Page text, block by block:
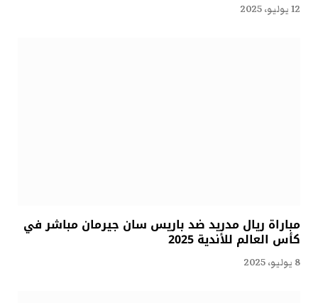
12 يوليو، 2025
مباراة ريال مدريد ضد باريس سان جيرمان مباشر في
كأس العالم للأندية 2025
8 يوليو، 2025